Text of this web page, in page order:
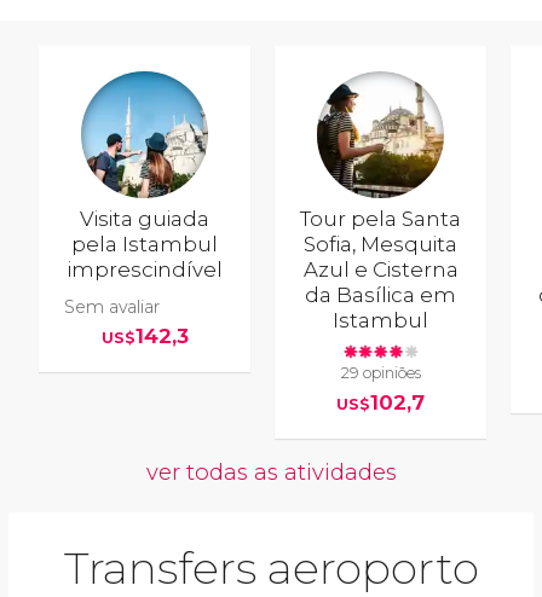
Visita guiada
pela Istambul
imprescindível
Sem avaliar
US$142,3
Tour pela Santa
Sofia, Mesquita
Azul e Cisterna
da Basílica em
Istambul
29 opiniões
US$102,7
ver todas as atividades
Transfers aeroporto